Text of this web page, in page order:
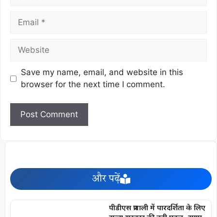
Save my name, email, and website in this
browser for the next time I comment.
और पढ़ें
पीडीएस प्रणाली में पारदर्शिता के लिए